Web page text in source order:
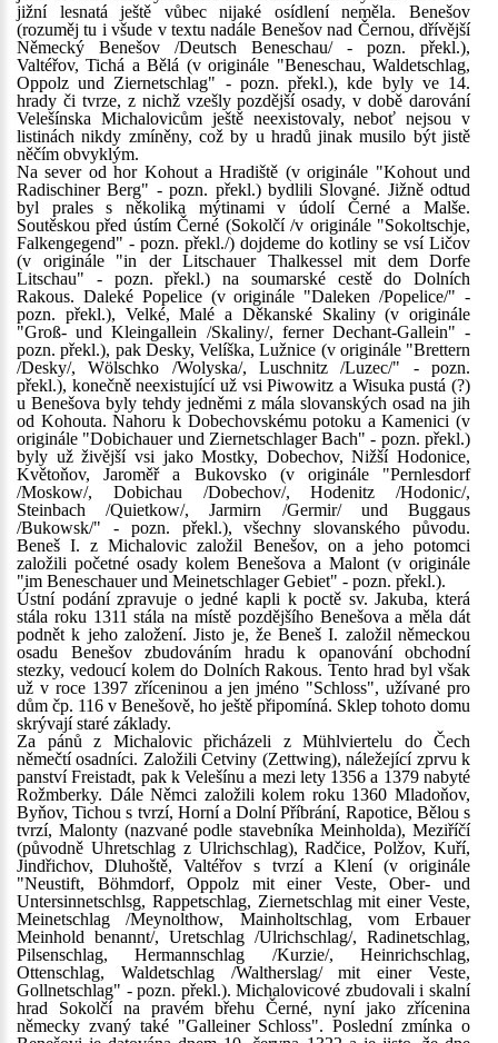
jižní lesnatá ještě vůbec nijaké osídlení neměla. Benešov
(rozuměj tu i všude v textu nadále Benešov nad Černou, dřívější
Německý Benešov /Deutsch Beneschau/ - pozn. překl.),
Valtéřov, Tichá a Bělá (v originále "Beneschau, Waldetschlag,
Oppolz und Ziernetschlag" - pozn. překl.), kde byly ve 14.
hrady či tvrze, z nichž vzešly pozdější osady, v době darování
Velešínska Michalovicům ještě neexistovaly, neboť nejsou v
listinách nikdy zmíněny, což by u hradů jinak musilo být jistě
něčím obvyklým.
Na sever od hor Kohout a Hradiště (v originále "Kohout und
Radischiner Berg" - pozn. překl.) bydlili Slované. Jižně odtud
byl prales s několika mýtinami v údolí Černé a Malše.
Soutěskou před ústím Černé (Sokolčí /v originále "Sokoltschje,
Falkengegend" - pozn. překl./) dojdeme do kotliny se vsí Ličov
(v originále "in der Litschauer Thalkessel mit dem Dorfe
Litschau" - pozn. překl.) na soumarské cestě do Dolních
Rakous. Daleké Popelice (v originále "Daleken /Popelice/" -
pozn. překl.), Velké, Malé a Děkanské Skaliny (v originále
"Groß- und Kleingallein /Skaliny/, ferner Dechant-Gallein" -
pozn. překl.), pak Desky, Velíška, Lužnice (v originále "Brettern
/Desky/, Wölschko /Wolyska/, Luschnitz /Luzec/" - pozn.
překl.), konečně neexistující už vsi Piwowitz a Wisuka pustá (?)
u Benešova byly tehdy jedněmi z mála slovanských osad na jih
od Kohouta. Nahoru k Dobechovskému potoku a Kamenici (v
originále "Dobichauer und Ziernetschlager Bach" - pozn. překl.)
byly už živější vsi jako Mostky, Dobechov, Nižší Hodonice,
Květoňov, Jaroměř a Bukovsko (v originále "Pernlesdorf
/Moskow/, Dobichau /Dobechov/, Hodenitz /Hodonic/,
Steinbach /Quietkow/, Jarmirn /Germir/ und Buggaus
/Bukowsk/" - pozn. překl.), všechny slovanského původu.
Beneš I. z Michalovic založil Benešov, on a jeho potomci
založili početné osady kolem Benešova a Malont (v originále
"im Beneschauer und Meinetschlager Gebiet" - pozn. překl.).
Ústní podání zpravuje o jedné kapli k poctě sv. Jakuba, která
stála roku 1311 stála na místě pozdějšího Benešova a měla dát
podnět k jeho založení. Jisto je, že Beneš I. založil německou
osadu Benešov zbudováním hradu k opanování obchodní
stezky, vedoucí kolem do Dolních Rakous. Tento hrad byl však
už v roce 1397 zříceninou a jen jméno "Schloss", užívané pro
dům čp. 116 v Benešově, ho ještě připomíná. Sklep tohoto domu
skrývají staré základy.
Za pánů z Michalovic přicházeli z Mühlviertelu do Čech
němečtí osadníci. Založili Cetviny (Zettwing), náležející zprvu k
panství Freistadt, pak k Velešínu a mezi lety 1356 a 1379 nabyté
Rožmberky. Dále Němci založili kolem roku 1360 Mladoňov,
Byňov, Tichou s tvrzí, Horní a Dolní Příbrání, Rapotice, Bělou s
tvrzí, Malonty (nazvané podle stavebníka Meinholda), Meziříčí
(původně Uhretschlag z Ulrichschlag), Radčice, Polžov, Kuří,
Jindřichov, Dluhoště, Valtéřov s tvrzí a Klení (v originále
"Neustift, Böhmdorf, Oppolz mit einer Veste, Ober- und
Untersinnetschlsg, Rappetschlag, Ziernetschlag mit einer Veste,
Meinetschlag /Meynolthow, Mainholtschlag, vom Erbauer
Meinhold benannt/, Uretschlag /Ulrichschlag/, Radinetschlag,
Pilsenschlag, Hermannschlag /Kurzie/, Heinrichschlag,
Ottenschlag, Waldetschlag /Waltherslag/ mit einer Veste,
Gollnetschlag" - pozn. překl.). Michalovicové zbudovali i skalní
hrad Sokolčí na pravém břehu Černé, nyní jako zřícenina
německy zvaný také "Galleiner Schloss". Poslední zmínka o